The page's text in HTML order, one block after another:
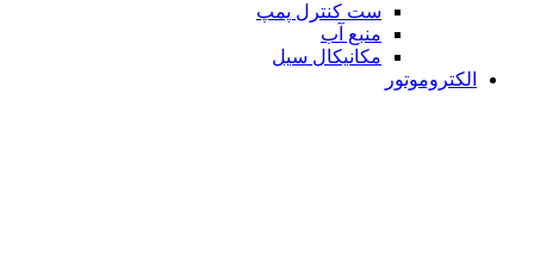
ست کنترل پمپ
منبع آب
مکانیکال سیل
الکتروموتور